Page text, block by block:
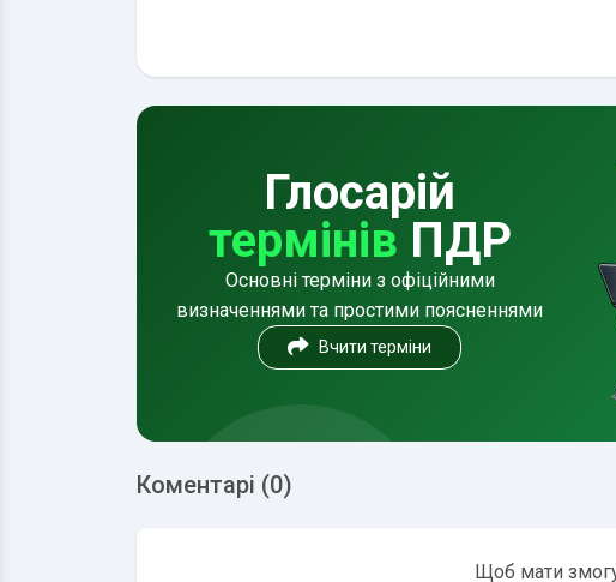
Глосарій
термінів ПДР
Основні терміни з офіційними
визначеннями та простими поясненнями
Вчити терміни
Коментарі (0)
Щоб мати